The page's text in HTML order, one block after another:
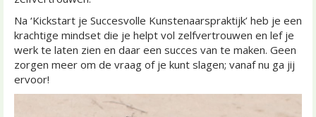
Na ‘Kickstart je Succesvolle Kunstenaarspraktijk’ heb je een
krachtige mindset die je helpt vol zelfvertrouwen en lef je
werk te laten zien en daar een succes van te maken. Geen
zorgen meer om de vraag of je kunt slagen; vanaf nu ga jij
ervoor!